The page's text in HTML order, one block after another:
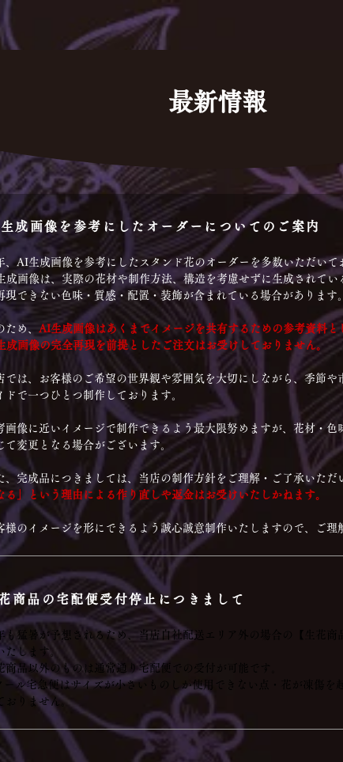
最新情報
成画像を参考にしたオーダーについてのご案内
、AI生成画像を参考にしたスタンド花のオーダーを多数いただいて
成画像は、実際の花材や制作方法、構造を考慮せずに生成されて
現できない色味・質感・配置・装飾が含まれている場合があります。
ため、 AI生成画像はあくまでイメージを共有するための参考資料と
成画像の完全再現を前提としたご注文はお受けしておりません。
では、お客様のご希望の世界観や雰囲気を大切にしながら、季節
ドで一つひとつ制作しております。
画像に近いイメージで制作できるよう最大限努めますが、花材・
て変更となる場合がございます。
、完成品につきましては、当店の制作方針をご理解・ご了承いただ
る」という理由による作り直しや返金はお受けいたしかねます。
様のイメージを形にできるよう誠心誠意制作いたしますので、ご理
商品の宅配便受付停止につきまして
も猛暑が予想されるため、当店自社配送エリア外の場合の【生花商
たします。
商品以外のものは通常通り宅配便での受付が可能です。
ル宅急便はサイズが小さいものしか使用できない点・花が凍傷を
おりません。